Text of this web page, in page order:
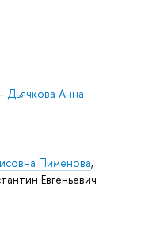
Дьячкова Анна
Пименова,
Евгеньевич